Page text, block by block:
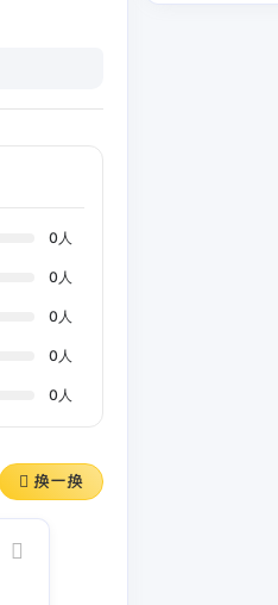
0 人
0 人
0 人
0 人
0 人
换一换